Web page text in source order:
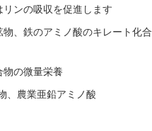
ンの吸収を促進します
、鉄のアミノ酸のキレート化合
物の微量栄養
、農業亜鉛アミノ酸